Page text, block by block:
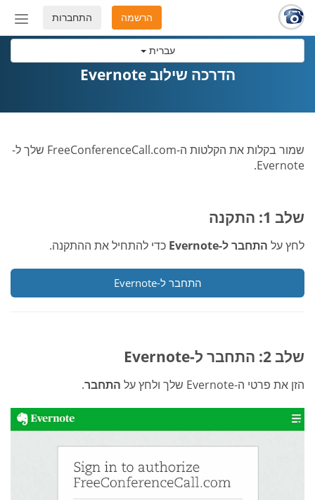
עברית
מצב
התחברות הרשמה
הדרכה שילוב Evernote
שמור בקלות את הקלטות ה-FreeConferenceCall.com שלך ל-
Evernote.
שלב 1: התקנה
לחץ על התחבר ל-Evernote כדי להתחיל את ההתקנה.
התחבר ל-Evernote
שלב 2: התחבר ל-Evernote
הזן את פרטי ה-Evernote שלך ולחץ על התחבר.